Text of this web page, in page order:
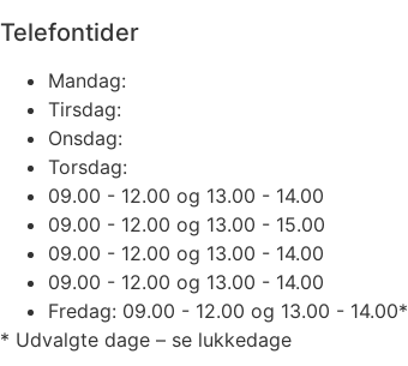
Telefontider
Mandag:
Tirsdag:
Onsdag:
Torsdag:
09.00 - 12.00 og 13.00 - 14.00
09.00 - 12.00 og 13.00 - 15.00
09.00 - 12.00 og 13.00 - 14.00
09.00 - 12.00 og 13.00 - 14.00
Fredag: 09.00 - 12.00 og 13.00 - 14.00*
* Udvalgte dage – se lukkedage